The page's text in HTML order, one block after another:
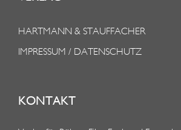
HARTMANN & STAUFFACHER
IMPRESSUM / DATENSCHUTZ
KONTAKT